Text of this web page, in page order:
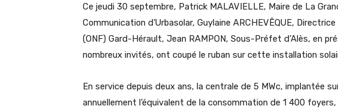
Ce jeudi 30 septembre, Patrick MALAVIELLE, Maire de La
Communication d’Urbasolar, Guylaine ARCHEVÊQUE,
(ONF) Gard-Hérault, Jean RAMPON, Sous-Préfet d’Alès, en
nombreux invités, ont coupé le ruban sur cette installation
En service depuis deux ans, la centrale de 5 MWc, implantée
annuellement l’équivalent de la consommation de 1 400